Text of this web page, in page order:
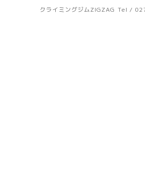
クライミングジムZIGZAG Tel /